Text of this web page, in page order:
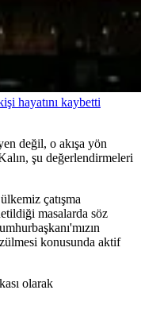
hayatını kaybetti
değil, o akışa yön
şu değerlendirmeleri
çatışma
masalarda söz
konusunda aktif
olarak